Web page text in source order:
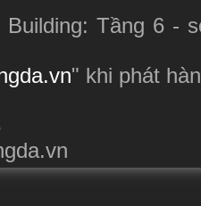
Tầng 6 -
" khi phát